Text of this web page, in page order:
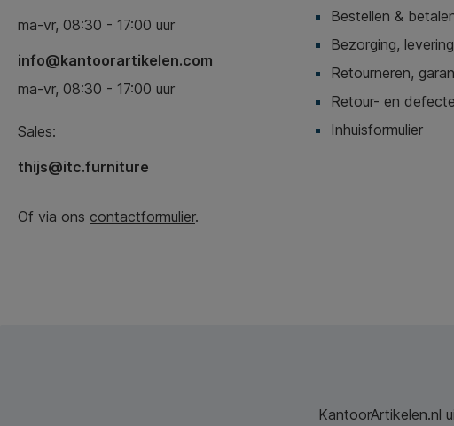
ma-vr, 08:30 - 17:00 uur
info@kantoorartikelen.com
ma-vr, 08:30 - 17:00 uur
Sales:
thijs@itc.furniture
Of via ons contactformulier.
Bestellen &
Bezorging,
Retourneren,
Retour- en
Inhuisformulier
KantoorArtikelen.nl